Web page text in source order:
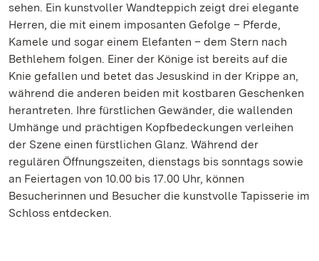
sehen. Ein kunstvoller Wandteppich zeigt drei elegante
Herren, die mit einem imposanten Gefolge – Pferde,
Kamele und sogar einem Elefanten – dem Stern nach
Bethlehem folgen. Einer der Könige ist bereits auf die
Knie gefallen und betet das Jesuskind in der Krippe an,
während die anderen beiden mit kostbaren Geschenken
herantreten. Ihre fürstlichen Gewänder, die wallenden
Umhänge und prächtigen Kopfbedeckungen verleihen
der Szene einen fürstlichen Glanz. Während der
regulären Öffnungszeiten, dienstags bis sonntags sowie
an Feiertagen von 10.00 bis 17.00 Uhr, können
Besucherinnen und Besucher die kunstvolle Tapisserie im
Schloss entdecken.